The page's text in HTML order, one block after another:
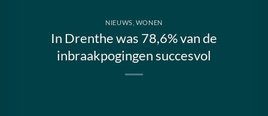
NIEUWS WONEN
In Drenthe was 78,6% van de
inbraakpogingen succesvol